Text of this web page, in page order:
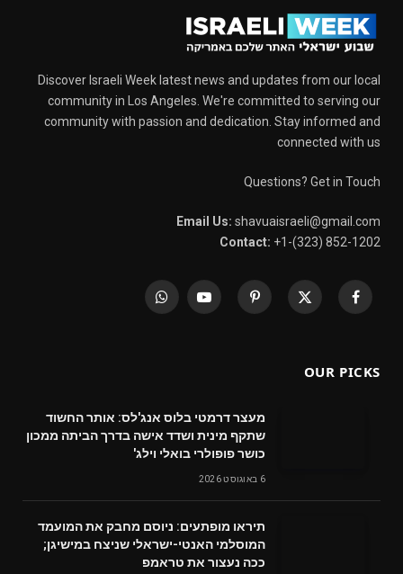
Discover Israeli Week latest news and updates from our local
community in Los Angeles. We're committed to serving our
community with passion and dedication. Stay informed and
connected with us
Questions? Get in Touch
Email Us: shavuaisraeli@gmail.com
Contact: +1-(323) 852-1202
Facebook
X
Pinterest
YouTube
WhatsApp
OUR PICKS
מעצר דרמטי בלוס אנג'לס: אותר החשוד
שתקף מינית ושדד אישה בדרך הביתה ממכון
כושר פופולרי בואלי וילג'
6 באוגוסט 2026
תיראו מופתעים: ניוסם מחבק את המועמד
המוסלמי האנטי-ישראלי שניצח במישיגן;
ככה נעצור את טראמפ